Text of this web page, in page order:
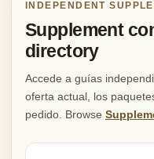
INDEPENDENT
Supplement
directory
Accede a guías
oferta actual, los
pedido. Browse